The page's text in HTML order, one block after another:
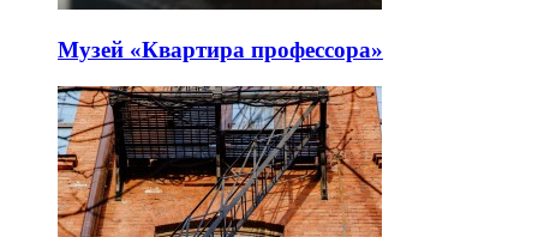
Музей «Квартира профессора»